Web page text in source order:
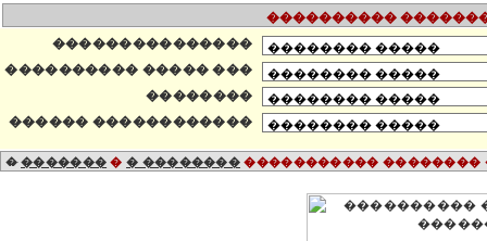
����������
���������������
���������� ����� ���
��������
������ ������������
������� � � �������� ����������� ��������